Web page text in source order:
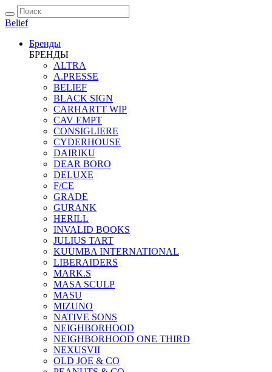
Belief
Бренды
БРЕНДЫ
ALTRA
A.PRESSE
BELIEF
BLACK SIGN
CARHARTT WIP
CAV EMPT
CONSIGLIERE
CYDERHOUSE
DAIRIKU
DEAR BORO
DELUXE
F/CE
GRADE
GURANK
HERILL
INVALID BOOKS
JULIUS TART
KUUMBA INTERNATIONAL
LIBERAIDERS
MARK.S
MASA SCULP
MASU
MIZUNO
NATIVE SONS
NEIGHBORHOOD
NEIGHBORHOOD ONE THIRD
NEXUSVII
OLD JOE & CO